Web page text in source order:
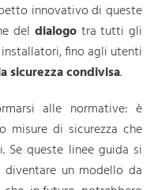
innovativo di queste
del dialogotra tutti gli
fino agli utenti
sicurezza condivisa.
alle normative: è
misure di sicurezza che
Se queste linee guida si
un modello da